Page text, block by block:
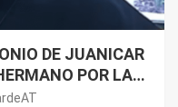
DE JUANICAR
POR LA